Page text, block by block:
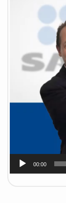
00:00